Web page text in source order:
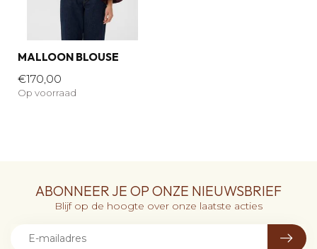
MALLOON BLOUSE
€170,00
Op voorraad
ABONNEER JE OP ONZE NIEUWSBRIEF
Blijf op de hoogte over onze laatste acties